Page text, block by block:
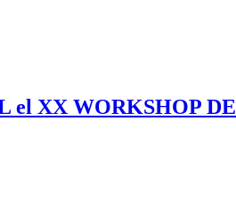
el XX WORKSHOP